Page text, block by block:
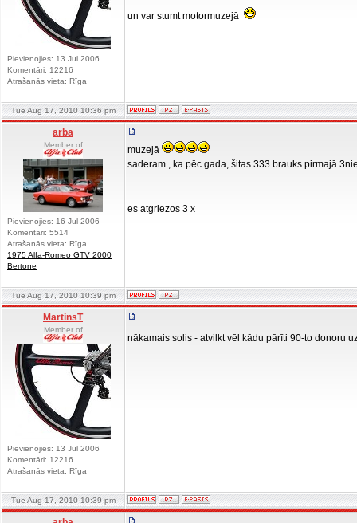
Pievienojies: 13 Jul 2006
Komentāri: 12216
Atrašanās vieta: Rīga
un var stumt motormuzejā
Tue Aug 17, 2010 10:36 pm
arba
Member of
Pievienojies: 16 Jul 2006
Komentāri: 5514
Atrašanās vieta: Rīga
1975 Alfa-Romeo GTV 2000
Bertone
muzejā
saderam , ka pēc gada, šitas 333 brauks pirmajā
es atgriezos 3 x
Tue Aug 17, 2010 10:39 pm
MartinsT
Member of
Pievienojies: 13 Jul 2006
Komentāri: 12216
Atrašanās vieta: Rīga
nākamais solis - atvilkt vēl kādu pārīti 90-to donoru
Tue Aug 17, 2010 10:39 pm